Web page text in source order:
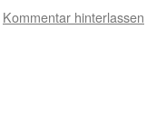
Kommentar hinterlassen